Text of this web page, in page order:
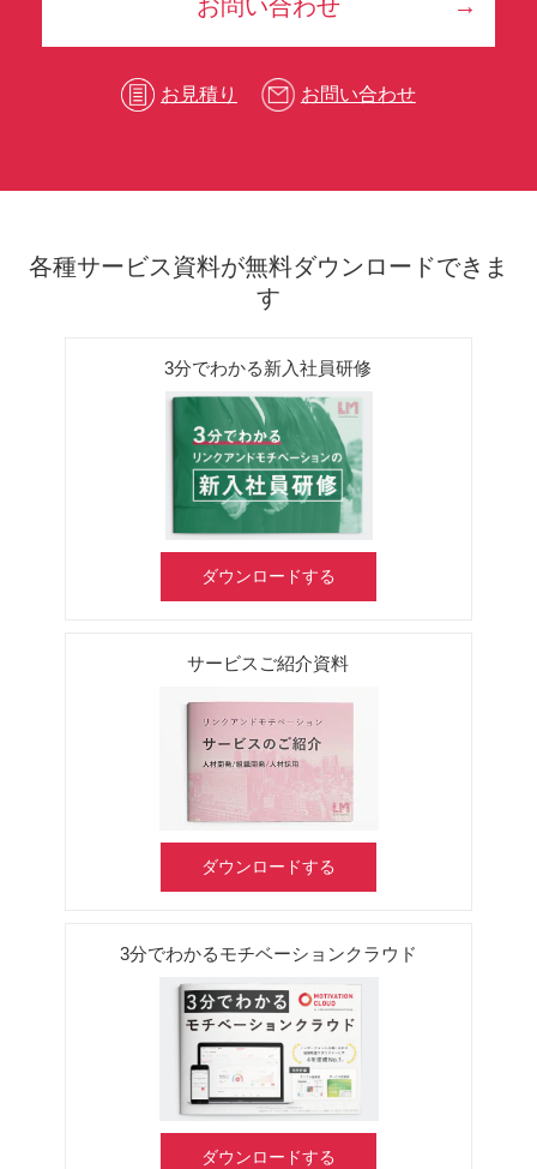
お問い合わせ
お見積り お問い合わせ
各種サービス資料が無料ダウンロードできま
す
3分でわかる新入社員研修
ダウンロードする
サービスご紹介資料
ダウンロードする
3分でわかるモチベーションクラウド
ダウンロードする